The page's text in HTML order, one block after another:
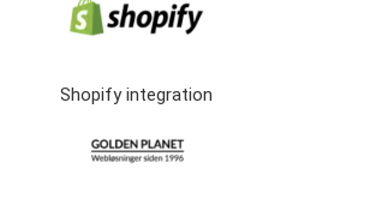
Shopify integration